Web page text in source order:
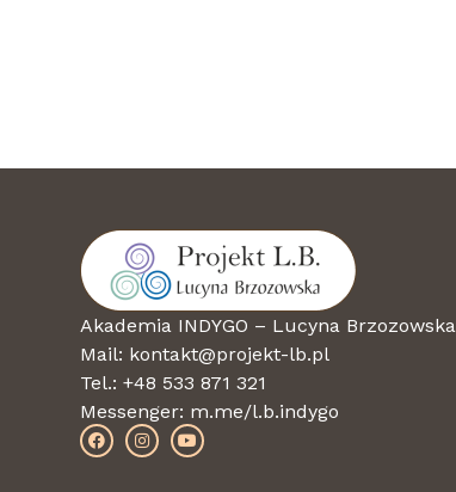
Akademia INDYGO – Lucyna Brzozowska
Mail: kontakt@projekt-lb.pl
Tel.: +48 533 871 321
Messenger: m.me/l.b.indygo